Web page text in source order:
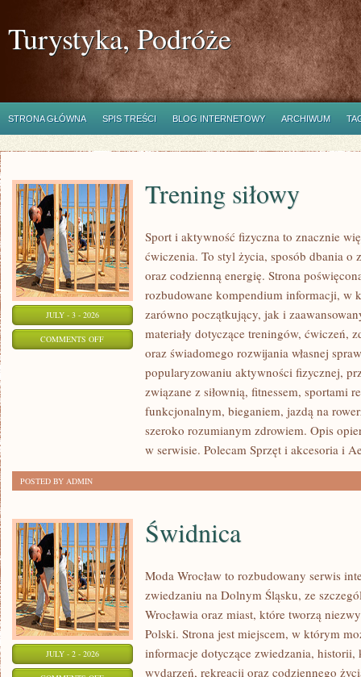
Turystyka, Podróże
STRONA GŁÓWNA SPIS TREŚCI BLOG INTERNETOWY ARCHIWUM
JULY - 3 - 2026
COMMENTS OFFON
Trening siłowy
Sport i aktywność fizyczna to znacznie
ćwiczenia. To styl życia, sposób dbania o
oraz codzienną energię. Strona
rozbudowane kompendium informacji, w
zarówno początkujący, jak i
materiały dotyczące treningów, ćwiczeń,
oraz świadomego rozwijania własnej
popularyzowaniu aktywności fizycznej,
związane z siłownią, fitnessem, sportami
funkcjonalnym, bieganiem, jazdą na
szeroko rozumianym zdrowiem. Opis
w serwisie. Polecam Sprzęt i akcesoria i
POSTED BY ADMIN
JULY - 2 - 2026
Świdnica
Moda Wrocław to rozbudowany serwis
zwiedzaniu na Dolnym Śląsku, ze
Wrocławia oraz miast, które tworzą
Polski. Strona jest miejscem, w którym
informacje dotyczące zwiedzania,
wydarzeń, rekreacji oraz codziennego